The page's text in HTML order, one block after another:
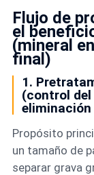
Flujo de
el
(mineral
final)
1.
(control
eliminación
Propósito
un tamaño de
separar grava